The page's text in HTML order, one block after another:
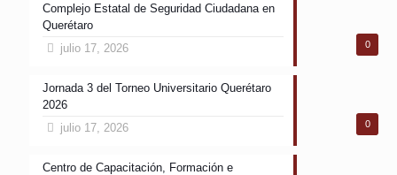
0
Complejo Estatal de Seguridad Ciudadana en
Querétaro
julio 17, 2026
0
Jornada 3 del Torneo Universitario Querétaro
2026
julio 17, 2026
Centro de Capacitación, Formación e